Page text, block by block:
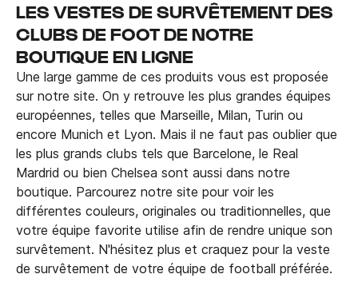
LES VESTES DE SURVÊTEMENT DES
CLUBS DE FOOT DE NOTRE
BOUTIQUE EN LIGNE
Une large gamme de ces produits vous est proposée
sur notre site. On y retrouve les plus grandes équipes
européennes, telles que Marseille, Milan, Turin ou
encore Munich et Lyon. Mais il ne faut pas oublier que
les plus grands clubs tels que Barcelone, le Real
Mardrid ou bien Chelsea sont aussi dans notre
boutique. Parcourez notre site pour voir les
différentes couleurs, originales ou traditionnelles, que
votre équipe favorite utilise afin de rendre unique son
survêtement. N'hésitez plus et craquez pour la veste
de survêtement de votre équipe de football préférée.